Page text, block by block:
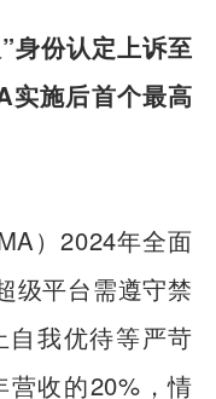
身份认定上诉至
实施后首个最高
）2024年全面
级平台需遵守禁
我优待等严苛
收的20%，情